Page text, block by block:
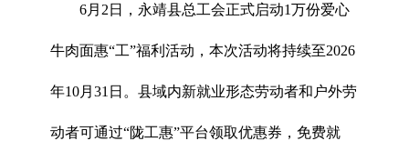
6月2日，永靖县总工会正式启动1万份爱心
牛肉面惠“工”福利活动，本次活动将持续至2026
年10月31日。县域内新就业形态劳动者和户外劳
动者可通过“陇工惠”平台领取优惠券，免费就